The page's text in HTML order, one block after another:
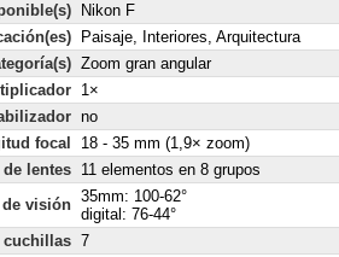
Nikon F
Paisaje, Interiores, Arquitectura
Zoom gran angular
1×
no
focal
18 - 35 mm (1,9× zoom)
lentes 11 elementos en 8 grupos
visión 35mm: 100-62°
digital: 76-44°
cuchillas 7